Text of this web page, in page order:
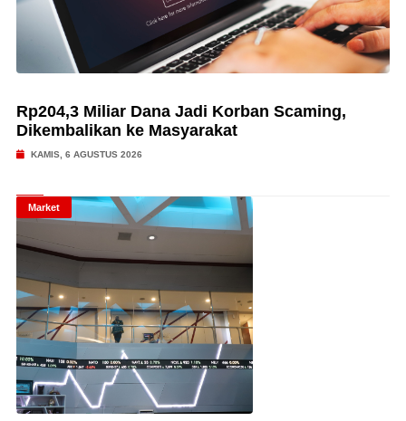
Rp204,3 Miliar Dana Jadi Korban Scaming,
Dikembalikan ke Masyarakat
KAMIS, 6 AGUSTUS 2026
Market